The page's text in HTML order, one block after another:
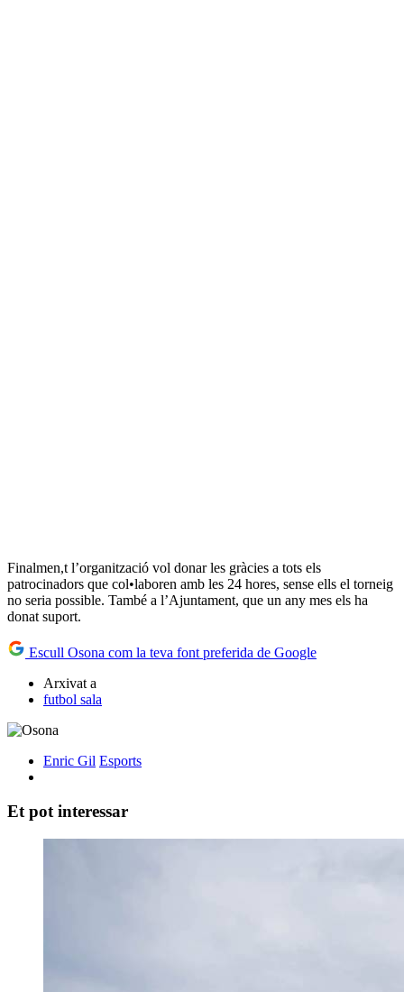
Finalmen,t l’organització vol donar les gràcies a tots els
patrocinadors que col•laboren amb les 24 hores, sense ells el torneig
no seria possible. També a l’Ajuntament, que un any mes els ha
donat suport.
Escull Osona com la teva font preferida de Google
Arxivat a
futbol sala
Enric Gil Esports
Et pot interessar